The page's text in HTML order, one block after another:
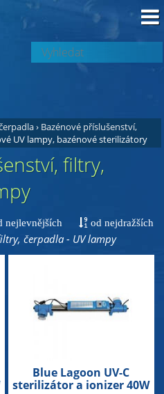
› Bazénové příslušenství,
UV lampy, bazénové sterilizátory
filtry,
nejlevnějších od nejdražších
čerpadla - UV lampy
Blue Lagoon UV-C
sterilizátor a ionizer 40W